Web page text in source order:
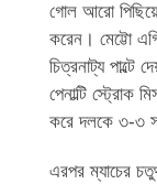
গোল আরো
করেন। মেট্টো
চিত্রনাট্য পাল্টে
পেনাল্টি স্ট্রোক
করে দলকে ৩-৩
এরপর ম্যাচের